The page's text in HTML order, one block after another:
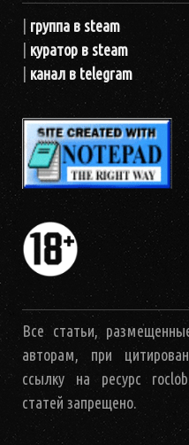
группа в steam
куратор в steam
канал в telegram
Все статьи,
авторам, при
ссылку на ресурс
статей запрещено.